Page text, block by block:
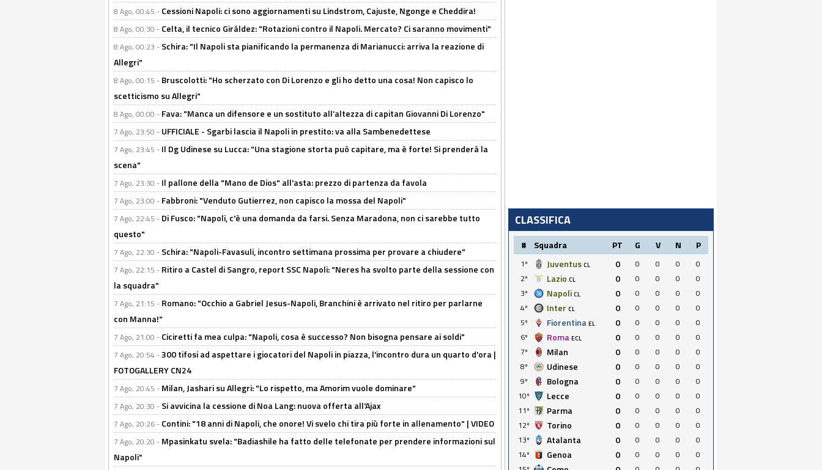
8 Ago, 00:45 - Cessioni Napoli: ci sono aggiornamenti su Lindstrom, Cajuste, Ngonge e Cheddira!
8 Ago, 00:30 - Celta, il tecnico Giráldez: "Rotazioni contro il Napoli. Mercato? Ci saranno movimenti"
8 Ago, 00:23 - Schira: "Il Napoli sta pianificando la permanenza di Marianucci: arriva la reazione di
Allegri"
8 Ago, 00:15 - Bruscolotti: "Ho scherzato con Di Lorenzo e gli ho detto una cosa! Non capisco lo
scetticismo su Allegri"
8 Ago, 00:00 - Fava: "Manca un difensore e un sostituto all’altezza di capitan Giovanni Di Lorenzo"
7 Ago, 23:50 - UFFICIALE - Sgarbi lascia il Napoli in prestito: va alla Sambenedettese
7 Ago, 23:45 - Il Dg Udinese su Lucca: "Una stagione storta può capitare, ma è forte! Si prenderà la
scena"
7 Ago, 23:30 - Il pallone della "Mano de Dios" all'asta: prezzo di partenza da favola
7 Ago, 23:00 - Fabbroni: "Venduto Gutierrez, non capisco la mossa del Napoli"
7 Ago, 22:45 - Di Fusco: "Napoli, c'è una domanda da farsi. Senza Maradona, non ci sarebbe tutto
questo"
7 Ago, 22:30 - Schira: "Napoli-Favasuli, incontro settimana prossima per provare a chiudere"
7 Ago, 22:15 - Ritiro a Castel di Sangro, report SSC Napoli: "Neres ha svolto parte della sessione con
la squadra"
7 Ago, 21:15 - Romano: "Occhio a Gabriel Jesus-Napoli, Branchini è arrivato nel ritiro per parlarne
con Manna!"
7 Ago, 21:00 - Ciciretti fa mea culpa: "Napoli, cosa è successo? Non bisogna pensare ai soldi"
7 Ago, 20:54 -300 tifosi ad aspettare i giocatori del Napoli in piazza, l'incontro dura un quarto d'ora |
FOTOGALLERY CN24
7 Ago, 20:45 - Milan, Jashari su Allegri: "Lo rispetto, ma Amorim vuole dominare"
7 Ago, 20:30 - Si avvicina la cessione di Noa Lang: nuova offerta all'Ajax
7 Ago, 20:26 - Contini: "18 anni di Napoli, che onore! Vi svelo chi tira più forte in allenamento" | VIDEO
7 Ago, 20:20 - Mpasinkatu svela: "Badiashile ha fatto delle telefonate per prendere informazioni sul
Napoli"
CLASSIFICA
# Squadra PT G V N P
1º Juventus CL 0 0 0 0
0
2º
Lazio CL 0 0 0 0
0
3º
Napoli CL 0 0 0 0
0
4º
Inter CL 0 0 0 0
0
5º
Fiorentina EL 0 0 0 0
0
6º
Roma ECL 0 0 0 0
0
7º
Milan 0 0 0 0
0
8º
Udinese 0 0 0 0
0
9º
Bologna 0 0 0 0
0
10º
Lecce 0 0 0 0
0
11º
Parma 0 0 0 0
0
12º
Torino 0 0 0 0
0
13º
Atalanta 0 0 0 0
0
14º
Genoa 0 0 0 0
0